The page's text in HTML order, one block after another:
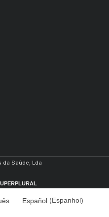
Saúde, Lda
Español(Espanhol)